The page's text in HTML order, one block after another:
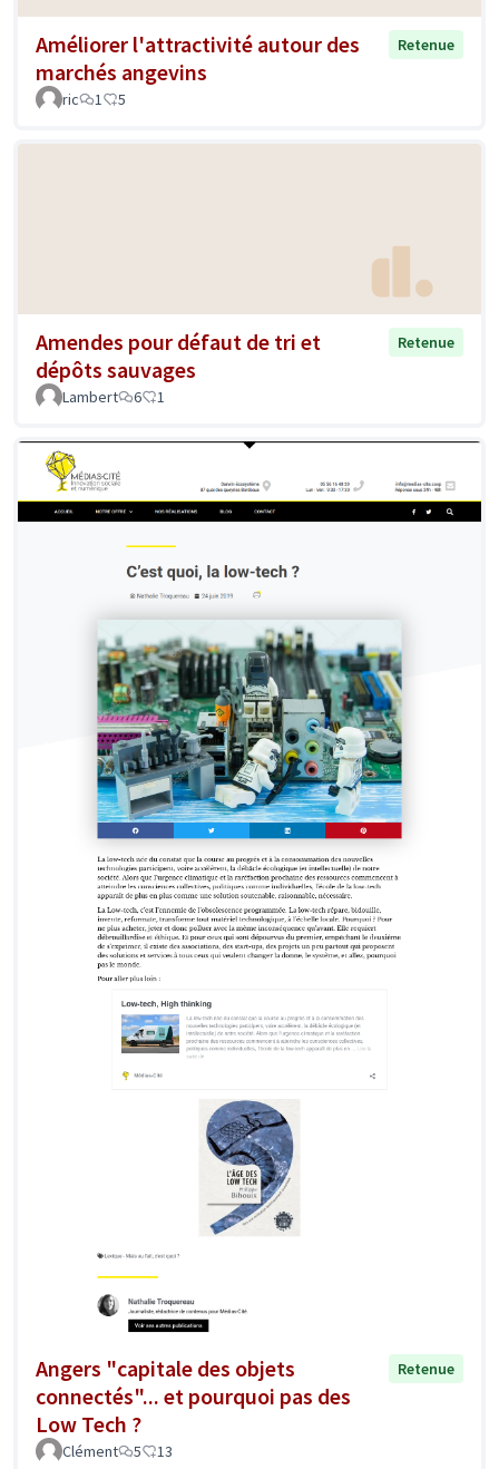
Améliorer l'attractivité autour des
marchés angevins
Retenue
ric 1 5
Amendes pour défaut de tri et
dépôts sauvages
Retenue
Lambert 6 1
Angers "capitale des objets
connectés"... et pourquoi pas des
Low Tech ?
Retenue
Clément 5 13